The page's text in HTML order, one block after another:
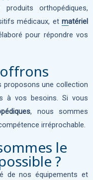
orthopédiques,
médicaux, etmatériel
pour répondre vos
proposons une collection
à vos besoins. Si vous
, nous sommes
irréprochable.
le
?
de nos équipements et